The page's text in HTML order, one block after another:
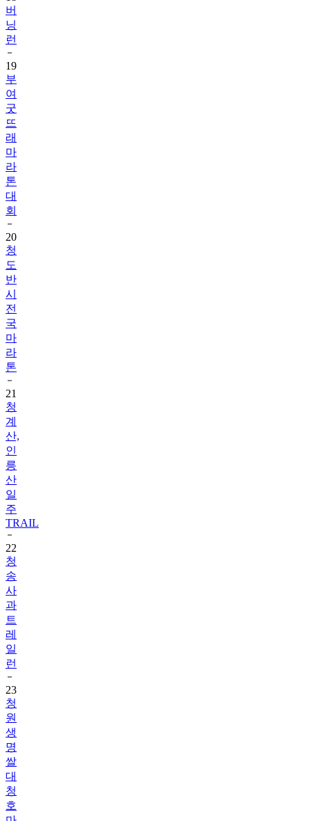
런
19
부
여
굿
뜨
래
마
라
톤
대
회
20
청
도
반
시
전
국
마
라
톤
21
청
계
산,
인
릉
산
일
주
TRAIL
22
청
송
사
과
트
레
일
런
23
청
원
생
명
쌀
대
청
호
마
라